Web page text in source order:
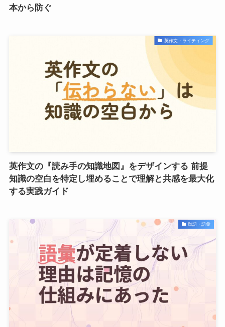
本から防ぐ
英作文・ライティング
英作文の『読み手の知識地図』をデザインする 前提
知識の空白を特定し埋めることで理解と共感を最大化
する実践ガイド
単語・語彙